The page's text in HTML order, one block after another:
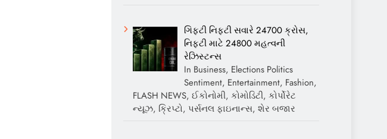
ગિફ્ટી નિફ્ટી સવારે 24700 ક્રોસ,
નિફ્ટી માટે 24800 મહત્વની
રેઝિસ્ટન્સ
In Business, Elections Politics
Sentiment, Entertainment, Fashion,
FLASH NEWS, ઈકોનોમી, કોમોડિટી, કોર્પોરેટ
ન્યૂઝ, ક્રિપ્ટો, પર્સનલ ફાઇનાન્સ, શેર બજાર